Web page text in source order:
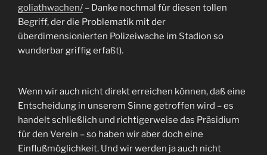
goliathwachen/ – Danke nochmal für diesen tollen
Begriff, der die Problematik mit der
überdimensionierten Polizeiwache im Stadion so
wunderbar griffig erfaßt).
Wenn wir auch nicht direkt erreichen können, daß eine
Entscheidung in unserem Sinne getroffen wird – es
handelt schließlich und richtigerweise das Präsidium
für den Verein – so haben wir aber doch eine
Einflußmöglichkeit. Und wir werden ja auch nicht